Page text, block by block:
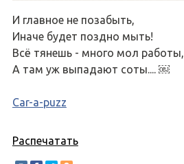
И главное не позабыть,
Иначе будет поздно мыть!
Всё тянешь - много мол работы,
А там уж выпадают соты.... ￼
Car-a-puzz
Распечатать